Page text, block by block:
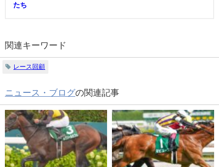
たち
関連キーワード
レース回顧
ニュース・ブログの関連記事